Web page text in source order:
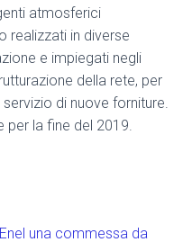
atmosferici
realizzati in diverse
e impiegati negli
della rete, per
di nuove forniture.
per la fine del 2019.
una commessa da